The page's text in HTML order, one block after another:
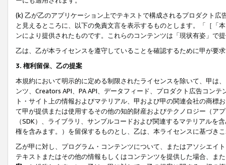
(k) 乙が乙のアプリケーション上でテキストで構成されるプロダクト
と見えるところに、以下の免責文言を表示するものとします。「［「
ンにより提供されたものです。これらのコンテンツは「現状有姿」で
乙は、乙が本ライセンスを遵守していることを確認するために甲が要
3. 権利留保、乙の提案
本規約において明示的に定める制限されたライセンスを除いて、甲は
ンツ、Creators API、PA API、データフィード、プロダクト広告コン
ト・サイト上の情報およびマテリアル、甲および甲の関連会社の商
て甲が提供または使用するその他の知的財産およびテクノロジー（ア
（SDK）、ライブラリ、サンプルコードおよび関連するマテリアル
権を含みます。）を留保するものとし、乙は、本ライセンスに基づき
乙が甲に対し、プログラム・コンテンツについて、またはアソシエイ
テキストまたはその他の情報もしくはコンテンツを提供した場合、ま